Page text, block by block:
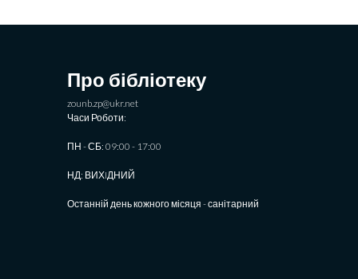
Про бібліотеку
zounb.zp@ukr.net
Часи Роботи:
ПН - СБ: 09:00 - 17:00
НД: ВИХIДНИЙ
Останній день кожного місяця - санітарний